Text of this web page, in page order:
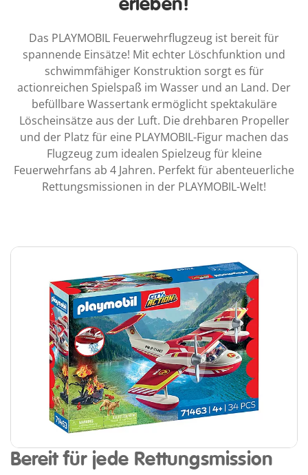
Das PLAYMOBIL Feuerwehrflugzeug ist bereit für
spannende Einsätze! Mit echter Löschfunktion und
schwimmfähiger Konstruktion sorgt es für
actionreichen Spielspaß im Wasser und an Land. Der
befüllbare Wassertank ermöglicht spektakuläre
Löscheinsätze aus der Luft. Die drehbaren Propeller
und der Platz für eine PLAYMOBIL-Figur machen das
Flugzeug zum idealen Spielzeug für kleine
Feuerwehrfans ab 4 Jahren. Perfekt für abenteuerliche
Rettungsmissionen in der PLAYMOBIL-Welt!
Bereit für jede Rettungsmission